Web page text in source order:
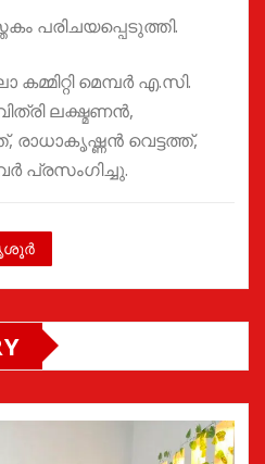
പരിചയപ്പെടുത്തി.
മെമ്പർ എ.സി.
ലക്ഷ്മണൻ,
വെട്ടത്ത്,
പ്രസംഗിച്ചു.